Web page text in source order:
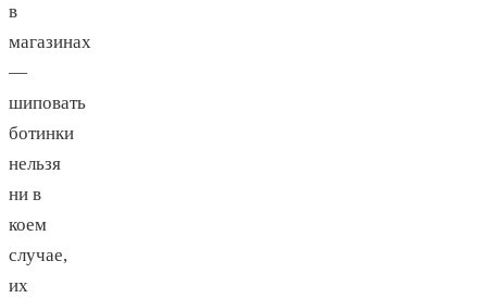
в
магазинах
—
шиповать
ботинки
нельзя
ни в
коем
случае,
их